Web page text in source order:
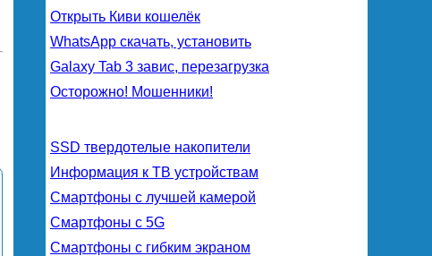
Открыть Киви кошелёк
WhatsApp скачать, установить
Galaxy Tab 3 завис, перезагрузка
Осторожно! Мошенники!
SSD твердотелые накопители
Информация к ТВ устройствам
Смартфоны с лучшей камерой
Смартфоны с 5G
Смартфоны с гибким экраном